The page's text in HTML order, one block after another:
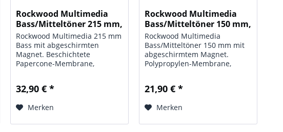
Rockwood Multimedia
Bass/Mitteltöner 215 mm,
8 Ohm
Rockwood Multimedia 215 mm
Bass mit abgeschirmten
Magnet. Beschichtete
Papercone-Membrane,
Multimedia Bass; Leistung:
Frequenzbereich: 45 - 4500
32,90 € *
Merken
Rockwood Multimedia
Bass/Mitteltöner 150 mm,
8 Ohm
Rockwood Multimedia
Bass/Mitteltöner 150 mm mit
abgeschirmtem Magnet.
Polypropylen-Membrane,
Multimedia Bass; Leistung: 60
Frequenzbereich: 55 - 7500
21,90 € *
Merken